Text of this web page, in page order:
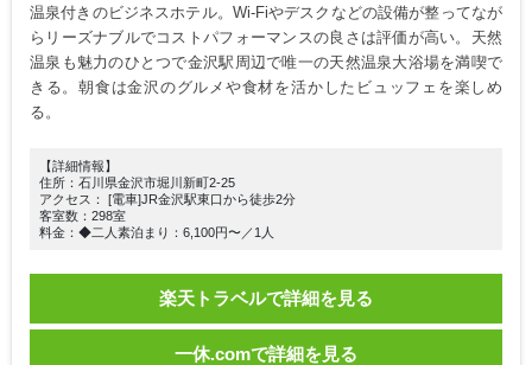
温泉付きのビジネスホテル。Wi-Fiやデスクなどの設備が整ってなが
らリーズナブルでコストパフォーマンスの良さは評価が高い。天然
温泉も魅力のひとつで金沢駅周辺で唯一の天然温泉大浴場を満喫で
きる。朝食は金沢のグルメや食材を活かしたビュッフェを楽しめ
る。
【詳細情報】
住所：石川県金沢市堀川新町2-25
アクセス： [電車]JR金沢駅東口から徒歩2分
客室数：298室
料金：◆二人素泊まり：6,100円〜／1人
楽天トラベルで詳細を見る
一休.comで詳細を見る